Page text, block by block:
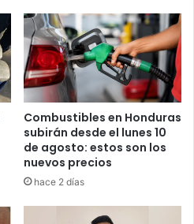
Combustibles en Honduras
subirán desde el lunes 10
de agosto: estos son los
nuevos precios
hace 2 días